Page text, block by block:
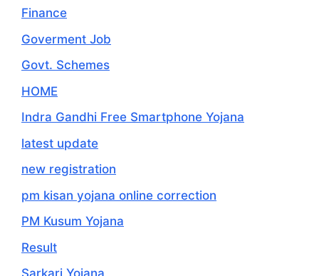
Finance
Goverment Job
Govt. Schemes
HOME
Indra Gandhi Free Smartphone Yojana
latest update
new registration
pm kisan yojana online correction
PM Kusum Yojana
Result
Sarkari Yojana